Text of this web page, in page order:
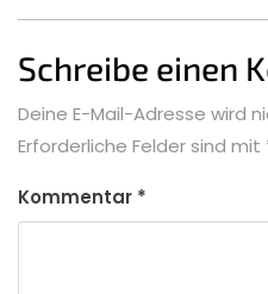
Schreibe einen
Deine E-Mail-Adresse wird
Erforderliche Felder sind mit
Kommentar *